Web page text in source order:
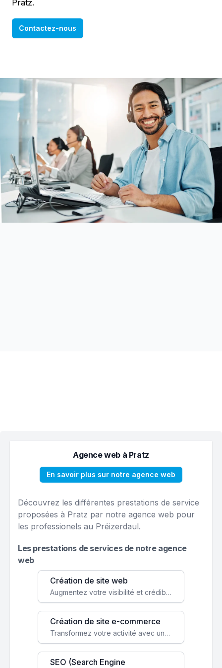
Pratz.
Contactez-nous
Agence web à Pratz
En savoir plus sur notre agence web
Découvrez les différentes prestations de service
proposées à Pratz par notre agence web pour
les professionels au Préizerdaul.
Les prestations de services de notre agence
web
Création de site web
Augmentez votre visibilité et crédibilité en ligne avec un site web performant, conçu pour attirer plus de clients.
Création de site e-commerce
Transformez votre activité avec une boutique en ligne, accessible à l'échelle mondiale 24/7.
SEO (Search Engine